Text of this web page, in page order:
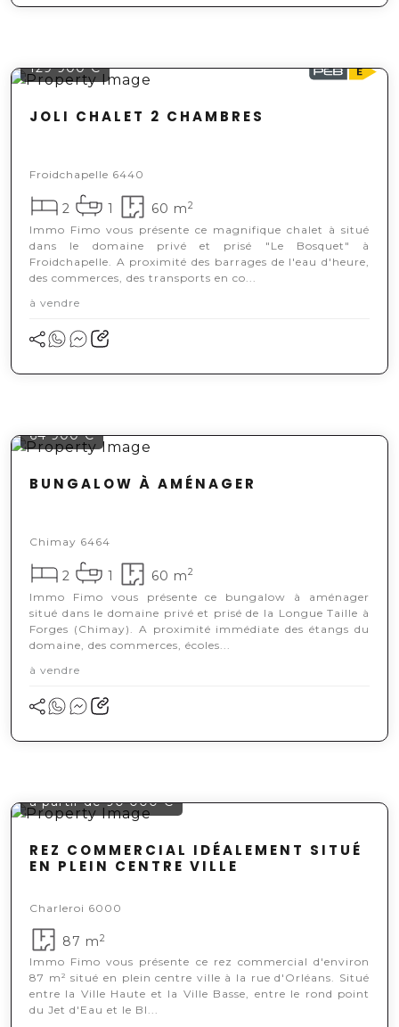
129 900 €
JOLI CHALET 2 CHAMBRES
Froidchapelle 6440
2 1 60 m2
Immo Fimo vous présente ce magnifique chalet à situé
dans le domaine privé et prisé "Le Bosquet" à
Froidchapelle. A proximité des barrages de l'eau d'heure,
des commerces, des transports en co...
à vendre
64 900 €
BUNGALOW À AMÉNAGER
Chimay 6464
2 1 60 m2
Immo Fimo vous présente ce bungalow à aménager
situé dans le domaine privé et prisé de la Longue Taille à
Forges (Chimay). A proximité immédiate des étangs du
domaine, des commerces, écoles...
à vendre
à partir de 90 000 €
REZ COMMERCIAL IDÉALEMENT SITUÉ
EN PLEIN CENTRE VILLE
Charleroi 6000
87 m2
Immo Fimo vous présente ce rez commercial d'environ
87 m² situé en plein centre ville à la rue d'Orléans. Situé
entre la Ville Haute et la Ville Basse, entre le rond point
du Jet d'Eau et le Bl...